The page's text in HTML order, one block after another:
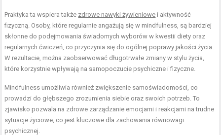
Praktyka ta wspiera także zdrowe nawyki żywieniowe i aktywność
fizyczną. Osoby, które regularnie angażują się w mindfulness, są bardziej
skłonne do podejmowania świadomych wyborów w kwestii diety oraz
regularnych ćwiczeń, co przyczynia się do ogólnej poprawy jakości życia.
W rezultacie, można zaobserwować długotrwałe zmiany w stylu życia,
które korzystnie wpływają na samopoczucie psychiczne i fizyczne.
Mindfulness umożliwia również zwiększenie samoświadomości, co
prowadzi do głębszego zrozumienia siebie oraz swoich potrzeb. To
zjawisko pozwala na zdrowe zarządzanie emocjami i reakcjami na trudne
sytuacje życiowe, co jest kluczowe dla zachowania równowagi
psychicznej.